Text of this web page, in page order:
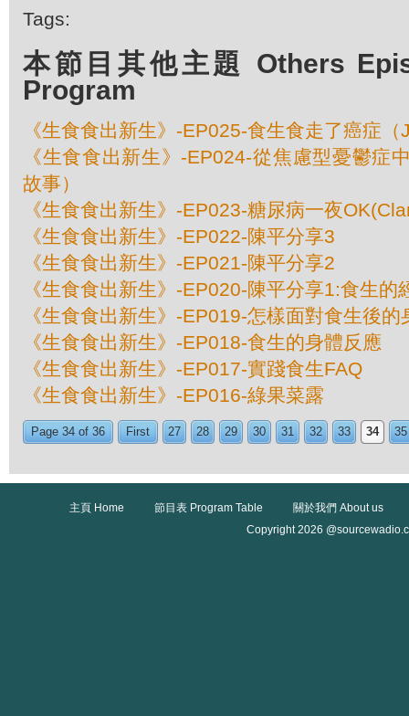
Tags:
本節目其他主題 Others
Program
《生食食出新生》-EP025-食生食走了癌症
《生食食出新生》-EP024-從焦慮型憂鬱症
故事）
《生食食出新生》-EP023-糖尿病一夜
《生食食出新生》-EP022-陳平分享3
《生食食出新生》-EP021-陳平分享2
《生食食出新生》-EP020-陳平分享1:食生的
《生食食出新生》-EP019-怎樣面對食生後的
《生食食出新生》-EP018-食生的身體反應
《生食食出新生》-EP017-實踐食生FAQ
《生食食出新生》-EP016-綠果菜露
Page 34 of 36 First 27 28 29 30 31 32 33 34 35
主頁 Home 節目表 Program Table
關於我們 About us
Copyright 2026